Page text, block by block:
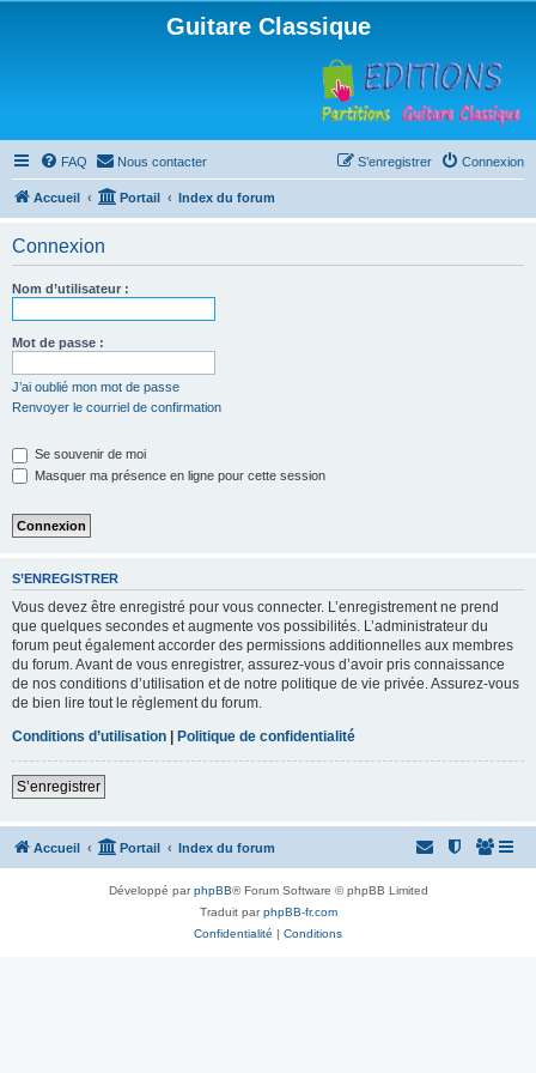
Guitare Classique
FAQ Nous contacter Connexion
S’enregistrer
Accueil Portail Index du forum
Connexion
Nom d’utilisateur :
Mot de passe :
J’ai oublié mon mot de passe
Renvoyer le courriel de confirmation
Se souvenir de moi
Masquer ma présence en ligne pour cette session
S’ENREGISTRER
Vous devez être enregistré pour vous connecter. L’enregistrement ne prend
que quelques secondes et augmente vos possibilités. L’administrateur du
forum peut également accorder des permissions additionnelles aux membres
du forum. Avant de vous enregistrer, assurez-vous d’avoir pris connaissance
de nos conditions d’utilisation et de notre politique de vie privée. Assurez-vous
de bien lire tout le règlement du forum.
Conditions d’utilisation | Politique de confidentialité
S’enregistrer
Accueil Portail Index du forum
Développé parphpBB® Forum Software © phpBB Limited
Traduit parphpBB-fr.com
Confidentialité | Conditions